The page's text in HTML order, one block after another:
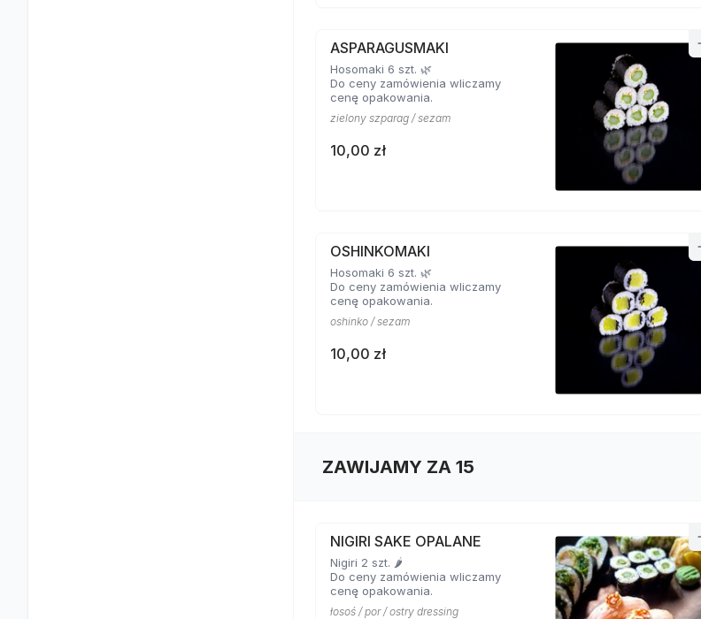
ASPARAGUSMAKI
Hosomaki 6 szt. 🌿
Do ceny zamówienia wliczamy
cenę opakowania.
zielony szparag / sezam
10,00 zł
OSHINKOMAKI
Hosomaki 6 szt. 🌿
Do ceny zamówienia wliczamy
cenę opakowania.
oshinko / sezam
10,00 zł
ZAWIJAMY ZA 15
NIGIRI SAKE OPALANE
Nigiri 2 szt. 🌶️
Do ceny zamówienia wliczamy
cenę opakowania.
łosoś / por / ostry dressing